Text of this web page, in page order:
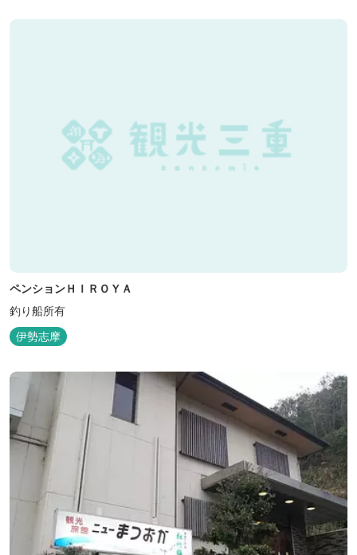
ペンションＨＩＲＯＹＡ
釣り船所有
伊勢志摩